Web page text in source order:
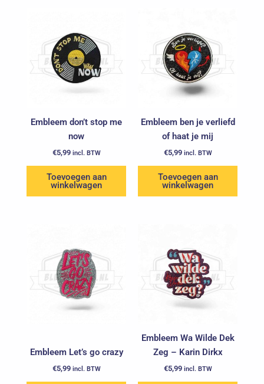
Embleem don’t stop me
now
€5,99 incl. BTW
Toevoegen aan
winkelwagen
Embleem ben je verliefd
of haat je mij
€5,99 incl. BTW
Toevoegen aan
winkelwagen
Embleem Let’s go crazy
€5,99 incl. BTW
Embleem Wa Wilde Dek
Zeg – Karin Dirkx
€5,99 incl. BTW